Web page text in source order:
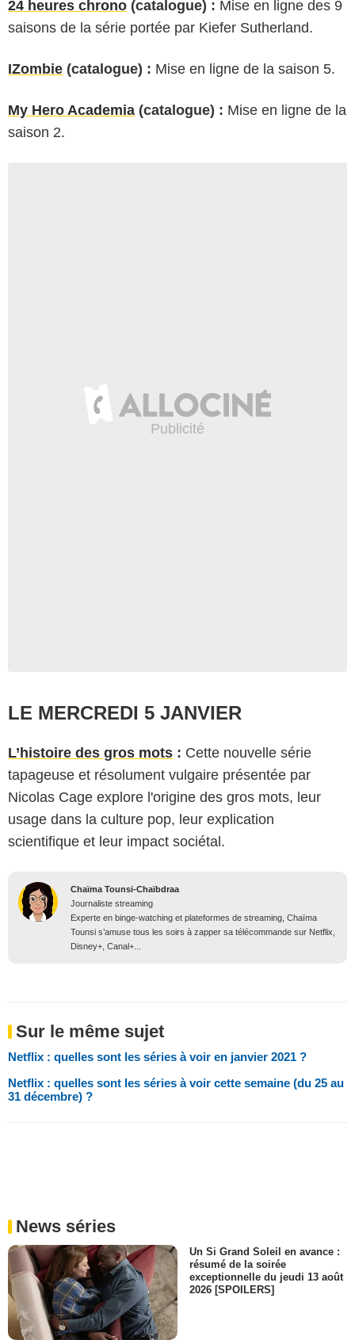
24 heures chrono (catalogue) : Mise en ligne des 9
saisons de la série portée par Kiefer Sutherland.
IZombie (catalogue) : Mise en ligne de la saison 5.
My Hero Academia (catalogue) : Mise en ligne de la
saison 2.
LE MERCREDI 5 JANVIER
L’histoire des gros mots : Cette nouvelle série
tapageuse et résolument vulgaire présentée par
Nicolas Cage explore l'origine des gros mots, leur
usage dans la culture pop, leur explication
scientifique et leur impact sociétal.
Chaïma Tounsi-Chaïbdraa
Journaliste streaming
Experte en binge-watching et plateformes de streaming, Chaïma
Tounsi s’amuse tous les soirs à zapper sa télécommande sur Netflix,
Disney+, Canal+...
Sur le même sujet
Netflix : quelles sont les séries à voir en janvier 2021 ?
Netflix : quelles sont les séries à voir cette semaine (du 25 au
31 décembre) ?
News séries
Un Si Grand Soleil en avance :
résumé de la soirée
exceptionnelle du jeudi 13 août
2026 [SPOILERS]